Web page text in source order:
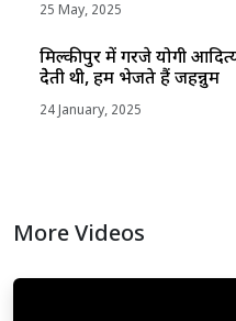
25 May, 2025
मिल्कीपुर में गरजे योगी
देेती थी, हम भेजते हैं जहन्नुम
24 January, 2025
More Videos